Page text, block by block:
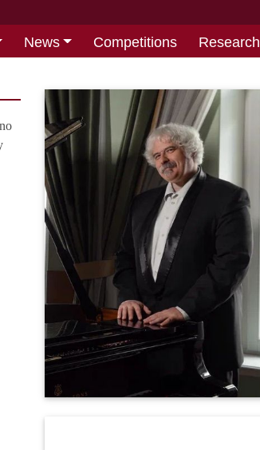
News Competitions Research